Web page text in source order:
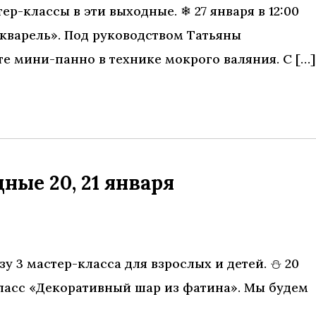
классы в эти выходные. ❄ 27 января в 12:00
Под руководством Татьяны
мини-панно в технике мокрого валяния. С […]
20, 21 января
3 мастер-класса для взрослых и детей. ⛄ 20
«Декоративный шар из фатина». Мы будем